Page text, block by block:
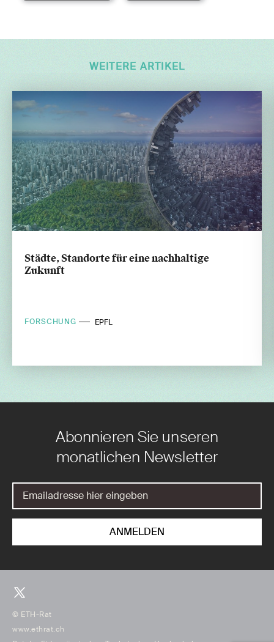
WEITERE ARTIKEL
Städte, Standorte für eine nachhaltige
Zukunft
FORSCHUNG EPFL
Abonnieren Sie unseren
monatlichen Newsletter
© ETH-Rat
www.ethrat.ch